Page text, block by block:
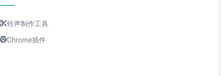
铃声制作工具
Chrome插件